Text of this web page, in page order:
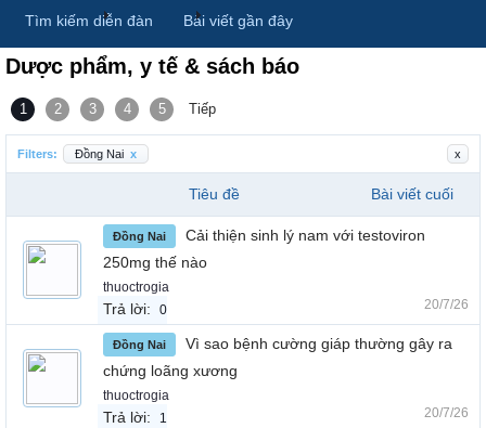
Trang chủ Diễn đàn Nhà đất - Nội ngoại thất - Phương tiện
Dược phẩm, y tế & sách báo
1 2 3 4 5 Tiếp
Filters: Đồng Nai x x
Tiêu đề Bài viết cuối
Đồng Nai
Cải thiện sinh lý nam với testoviron
250mg thế nào
thuoctrogia
Trả lời: 0 20/7/26
Đồng Nai
Vì sao bệnh cường giáp thường gây ra
chứng loãng xương
thuoctrogia
Trả lời: 1 20/7/26
Tìm kiếm diễn đàn Bài viết gần đây